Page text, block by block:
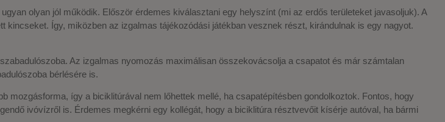
olyan jól működik. Először érdemes kiválasztani egy helyszínt (mi az erdős területeket javasoljuk). A
Így, miközben az izgalmas tájékozódási játékban vesznek részt, kirándulnak is egy nagyot.
Az izgalmas nyomozás maximálisan összekovácsolja a csapatot és már számtalan
bérlésére is.
mozgásforma, így a biciklitúrával nem lőhettek mellé, ha csapatépítésben gondolkoztok. Fontos, hogy
ivóvízről is. Érdemes megkérni egy kollégát, hogy a biciklitúra résztvevőit kísérje autóval, ha bármi